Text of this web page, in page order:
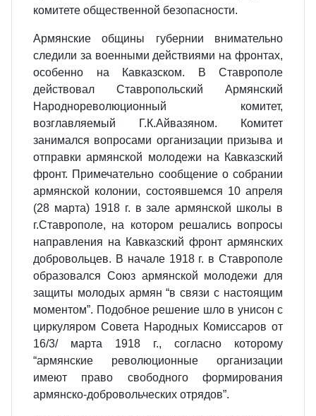
комитете обществен­ной безопасности.
Армянские общины губернии внимательно
следили за военными действиями на фронтах,
особенно на Кавказском. В Ставрополе
действовал Ставропольский Армянский
Народно­революционный комитет,
возглавляемый Г.К.Айвазяном. Комитет
занимался вопросами организации призыва и
отправки армянской молодежи на Кавказский
фронт. Примечательно сообщение о собрании
армянской колонии, состоявшемся 10 апреля
(28 марта) 1918 г. в зале армянской школы в
г.Ставрополе, на котором решались вопросы
направления на Кавказский фронт армянских
добровольцев. В начале 1918 г. в Ставрополе
образовался Союз армянской молодежи для
защиты молодых армян “в связи с настоящим
моментом”. Подобное решение шло в унисон с
циркуляром Совета Народных Комиссаров от
16/3/ марта 1918 г., согласно которому
“армянские революционные организации
имеют право свободного формирования
армянско-добровольческих отрядов”.